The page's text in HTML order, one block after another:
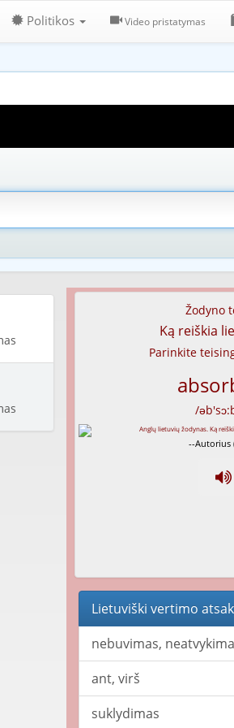
Politikos Video pristatymas
Žodyno
Ką reiškia
Parinkite
/
--Autorius
Lietuviški vertimo
nebuvimas,
ant, virš
suklydimas